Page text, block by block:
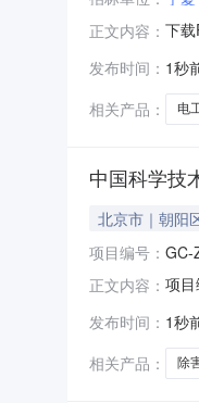
正文内容： 下
发布时间： 1秒
相关产品：
电
中国科学技
北京市｜朝阳
项目编号： GC-
正文内容： 项
电
发布时间： 1秒
相关产品：
除